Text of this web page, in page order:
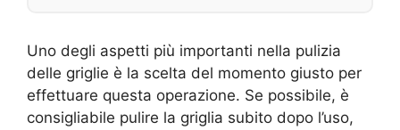
Uno degli aspetti più importanti nella pulizia
delle griglie è la scelta del momento giusto per
effettuare questa operazione. Se possibile, è
consigliabile pulire la griglia subito dopo l’uso,